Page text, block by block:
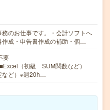
のお仕事です。・会計ソフトへ
作成・申告書作成の補助・個…
要
（初級 SUM関数など）
ど）※週20h…